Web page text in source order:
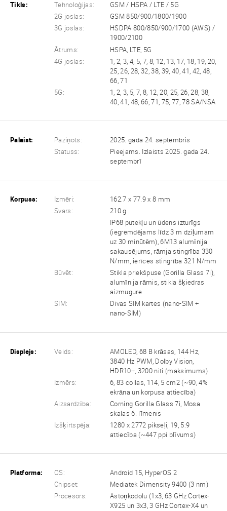
Tīkls: Tehnoloģijas:
GSM / HSPA / LTE / 5G
2G joslas:
GSM 850/900/1800/1900
3G joslas:
HSDPA 800/850/900/1700 (AWS) /
1900/2100
Ātrums:
HSPA, LTE, 5G
4G joslas:
1, 2, 3, 4, 5, 7, 8, 12, 13, 17, 18, 19, 20,
25, 26, 28, 32, 38, 39, 40, 41, 42, 48,
66, 71
5G:
1, 2, 3, 5, 7, 8, 12, 20, 25, 26, 28, 38,
40, 41, 48, 66, 71, 75, 77, 78 SA/NSA
Palaist: Paziņots:
2025. gada 24. septembris
Statuss:
Pieejams. Izlaists 2025. gada 24.
septembrī
Korpuss: Izmēri:
162.7 x 77.9 x 8 mm
Svars:
210 g
IP68 putekļu un ūdens izturīgs
(iegremdējams līdz 3 m dziļumam
uz 30 minūtēm), 6M13 alumīnija
sakausējums, rāmja stingrība 330
N/mm, ierīces stingrība 321 N/mm
Būvēt:
Stikla priekšpuse (Gorilla Glass 7i),
alumīnija rāmis, stikla šķiedras
aizmugure
SIM:
Divas SIM kartes (nano-SIM +
nano-SIM)
Displejs: Veids:
AMOLED, 68 B krāsas, 144 Hz,
3840 Hz PWM, Dolby Vision,
HDR10+, 3200 niti (maksimums)
Izmērs:
6, 83 collas, 114, 5 cm2 (~90, 4%
ekrāna un korpusa attiecība)
Aizsardzība:
Corning Gorilla Glass 7i, Mosa
skalas 6. līmenis
Izšķirtspēja:
1280 x 2772 pikseļi, 19, 5:9
attiecība (~447 ppi blīvums)
Platforma: OS:
Android 15, HyperOS 2
Chipset:
Mediatek Dimensity 9400 (3 nm)
Procesors:
Astoņkodolu (1x3, 63 GHz Cortex-
X925 un 3x3, 3 GHz Cortex-X4 un